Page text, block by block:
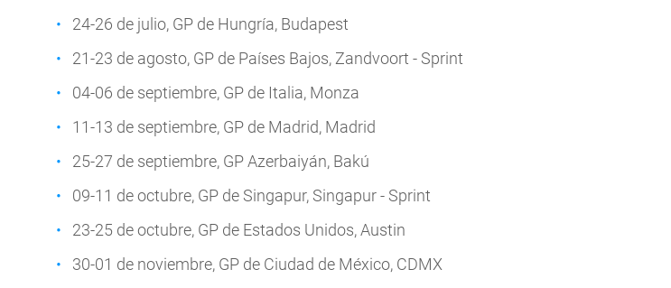
24-26 de julio, GP de Hungría, Budapest
21-23 de agosto, GP de Países Bajos, Zandvoort - Sprint
04-06 de septiembre, GP de Italia, Monza
11-13 de septiembre, GP de Madrid, Madrid
25-27 de septiembre, GP Azerbaiyán, Bakú
09-11 de octubre, GP de Singapur, Singapur - Sprint
23-25 de octubre, GP de Estados Unidos, Austin
30-01 de noviembre, GP de Ciudad de México, CDMX